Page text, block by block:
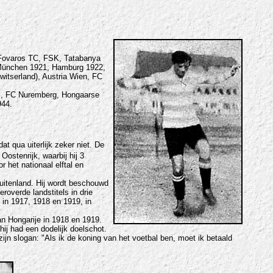
TC, FSK, Tatabanya
1921, Hamburg 1922,
Austria Wien, FC
Nuremberg, Hongaarse
qua uiterlijk zeker niet. De
waarbij hij 3
het nationaal elftal en
Hij wordt beschouwd
landstitels in drie
1917, 1918 en 1919, in
Hongarije in 1918 en 1919.
had een dodelijk doelschot.
slogan: "Als ik de koning van het voetbal ben, moet ik betaald